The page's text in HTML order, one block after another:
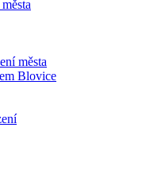
města
Blovice